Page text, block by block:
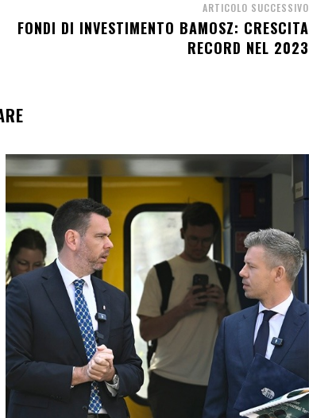
ARTICOLO SUCCESSIVO
FONDI DI INVESTIMENTO BAMOSZ: CRESCITA
RECORD NEL 2023